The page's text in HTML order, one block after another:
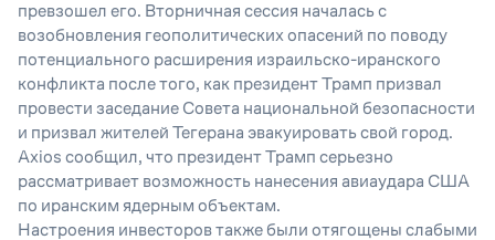
превзошел его. Вторничная сессия началась с
возобновления геополитических опасений по поводу
потенциального расширения израильско-иранского
конфликта после того, как президент Трамп призвал
провести заседание Совета национальной безопасности
и призвал жителей Тегерана эвакуировать свой город.
Axios сообщил, что президент Трамп серьезно
рассматривает возможность нанесения авиаудара США
по иранским ядерным объектам.
Настроения инвесторов также были отягощены слабыми